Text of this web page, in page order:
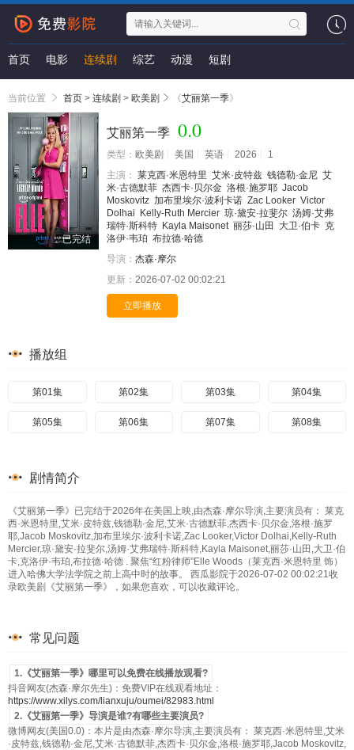
首页 电影 连续剧 综艺 动漫 短剧
当前位置 首页 > 连续剧 > 欧美剧 《艾丽第一季》
已完结
艾丽第一季 0.0
类型： 欧美剧 美国 英语 2026
1
主演： 莱克西·米恩特里 艾米·皮特兹 钱德勒·金尼 艾
米·古德默菲 杰西卡·贝尔金 洛根·施罗耶 Jacob
Moskovitz 加布里埃尔·波利卡诺 Zac Looker Victor
Dolhai
Kelly-Ruth Mercier 琼·黛安·拉斐尔 汤姆·艾弗
瑞特·斯科特 Kayla Maisonet 丽莎·山田 大卫·伯卡 克
洛伊·韦珀 布拉德·哈德
导演： 杰森·摩尔
更新： 2026-07-02 00:02:21
立即播放
播放组
第01集 第02集 第03集 第04集
第05集 第06集 第07集 第08集
剧情简介
《艾丽第一季》已完结于2026年在美国上映,由杰森·摩尔导演,主要演员有： 莱克
西·米恩特里,艾米·皮特兹,钱德勒·金尼,艾米·古德默菲,杰西卡·贝尔金,洛根·施罗
耶,Jacob Moskovitz,加布里埃尔·波利卡诺,Zac Looker,Victor Dolhai,Kelly-Ruth
Mercier,琼·黛安·拉斐尔,汤姆·艾弗瑞特·斯科特,Kayla Maisonet,丽莎·山田,大卫·伯
卡,克洛伊·韦珀,布拉德·哈德 . 聚焦“红粉律师”Elle Woods（莱克西·米恩特里 饰）
进入哈佛大学法学院之前上高中时的故事。 西瓜影院于2026-07-02 00:02:21收
录欧美剧《艾丽第一季》，如果您喜欢，可以收藏评论。
常见问题
1.《艾丽第一季》哪里可以免费在线播放观看?
抖音网友(杰森·摩尔先生)：免费VIP在线观看地址：
https://www.xilys.com/lianxuju/oumei/82983.html
2.《艾丽第一季》导演是谁?有哪些主要演员?
微博网友(美国0.0)：本片是由杰森·摩尔导演,主要演员有： 莱克西·米恩特里,艾米
·皮特兹,钱德勒·金尼,艾米·古德默菲,杰西卡·贝尔金,洛根·施罗耶,Jacob Moskovitz,